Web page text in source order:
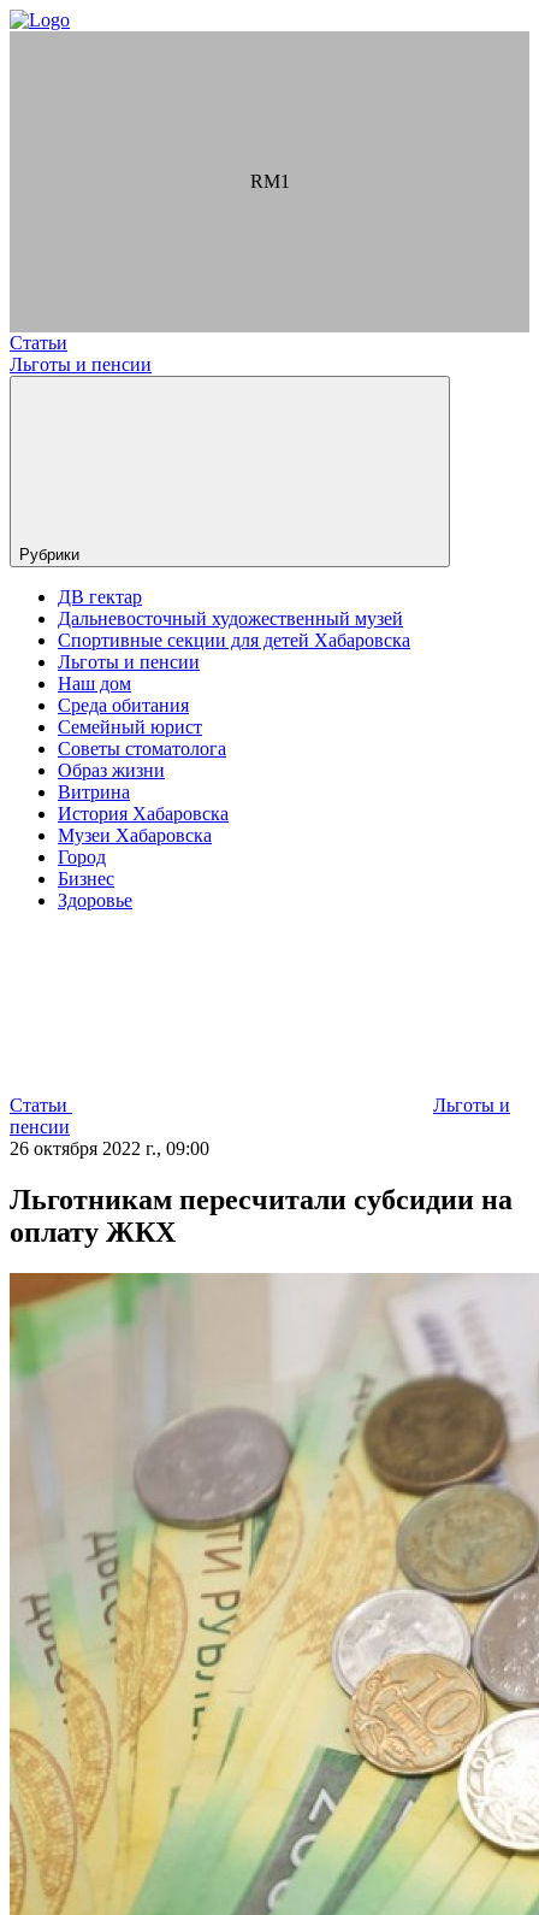
RM1
Статьи
Льготы и пенсии
Рубрики
ДВ гектар
Дальневосточный художественный музей
Спортивные секции для детей Хабаровска
Льготы и пенсии
Наш дом
Среда обитания
Семейный юрист
Советы стоматолога
Образ жизни
Витрина
История Хабаровска
Музеи Хабаровска
Город
Бизнес
Здоровье
Статьи
Льготы и
пенсии
26 октября 2022 г., 09:00
Льготникам пересчитали субсидии на
оплату ЖКХ